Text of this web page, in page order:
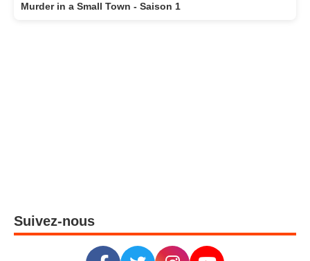
Murder in a Small Town - Saison 1
Suivez-nous